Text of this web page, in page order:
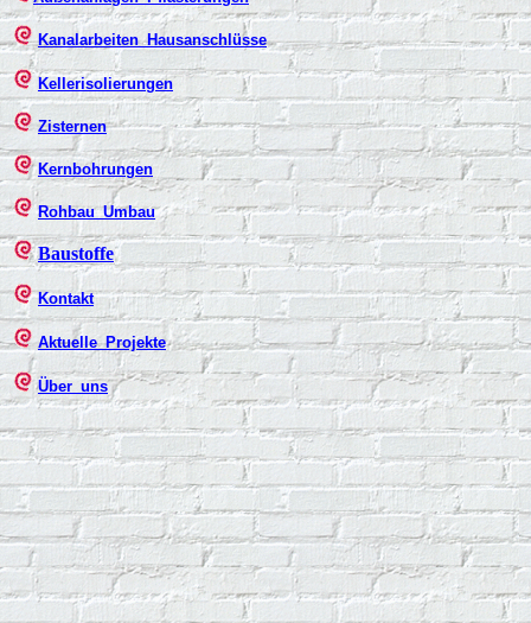
Kanalarbeiten_Hausanschlüsse
Kellerisolierungen
Zisternen
Kernbohrungen
Rohbau_Umbau
Baustoffe
Kontakt
Aktuelle_Projekte
Über_uns